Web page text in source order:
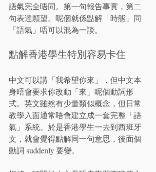
語氣完全唔同。第一句報告事實，第二
句表達願望。呢個就係點解「時態」同
「語氣」唔可以混為一談。
點解香港學生特別容易卡住
中文可以講「我希望你來」，但中文本
身唔會要求你改動「來」呢個動詞形
式。英文雖然有少量類似概念，但日常
教學入面通常唔會建立成一套完整「語
氣」系統。於是香港學生一去到西班牙
文，就會覺得點解同一句意思，後面個
動詞 suddenly 要變。